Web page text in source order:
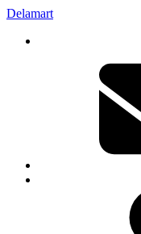
Delamart